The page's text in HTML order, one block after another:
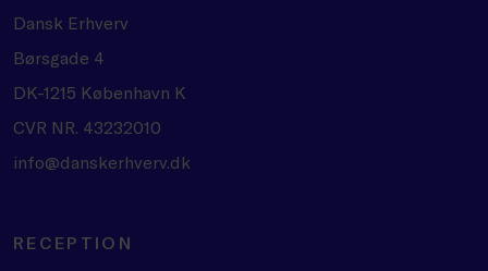
Dansk Erhverv
Børsgade 4
DK-1215 København K
CVR NR. 43232010
info@danskerhverv.dk
RECEPTION